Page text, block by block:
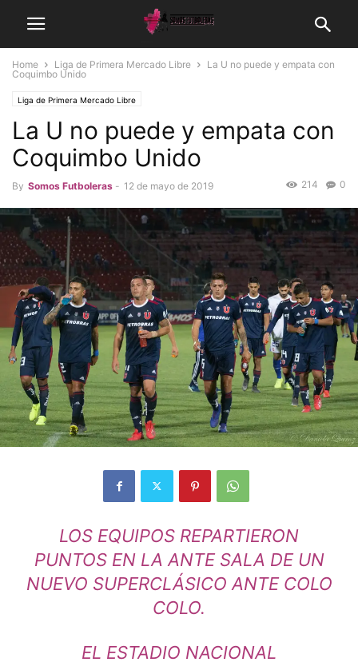
Home Liga de Primera Mercado Libre
La U no puede y empata con
Coquimbo Unido
Liga de Primera Mercado Libre
La U no puede y empata con
Coquimbo Unido
By Somos Futboleras - 12 de mayo de 2019 0
214
LOS EQUIPOS REPARTIERON
PUNTOS EN LA ANTE SALA DE UN
NUEVO SUPERCLÁSICO ANTE COLO
COLO.
EL ESTADIO NACIONAL